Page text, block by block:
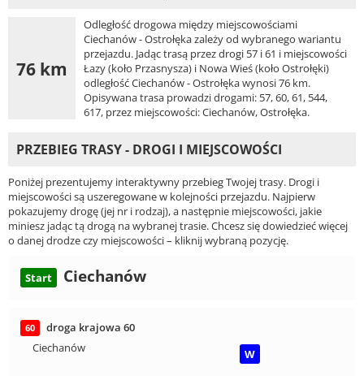
76 km
Odległość drogowa między miejscowościami
Ciechanów - Ostrołęka zależy od wybranego wariantu
przejazdu. Jadąc trasą przez drogi 57 i 61 i miejscowości
Łazy (koło Przasnysza) i Nowa Wieś (koło Ostrołęki)
odległość Ciechanów - Ostrołęka wynosi 76 km.
Opisywana trasa prowadzi drogami: 57, 60, 61, 544,
617, przez miejscowości: Ciechanów, Ostrołęka.
PRZEBIEG TRASY - DROGI I MIEJSCOWOŚCI
Poniżej prezentujemy interaktywny przebieg Twojej trasy. Drogi i
miejscowości są uszeregowane w kolejności przejazdu. Najpierw
pokazujemy drogę (jej nr i rodzaj), a następnie miejscowości, jakie
miniesz jadąc tą drogą na wybranej trasie. Chcesz się dowiedzieć więcej
o danej drodze czy miejscowości – kliknij wybraną pozycję.
Start Ciechanów
60
droga krajowa 60
Ciechanów
W